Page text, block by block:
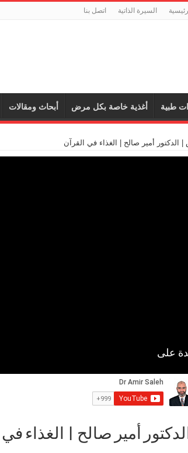
السيرة الذاتية اتصل بنا
طبية أغذية خاصة بكل مرض أبحاث ومقالات
| الدكتور أمير صالح | الغذاء في القرآن
أمير صالح | الغذاء في